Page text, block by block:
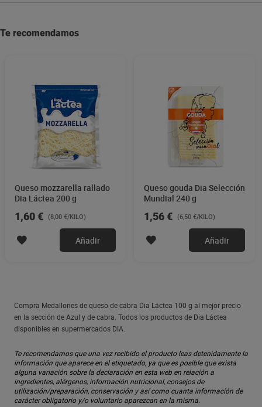
Te recomendamos
Queso mozzarella rallado
Dia Láctea 200 g
1,60 € (8,00 €/KILO)
Añadir
Queso gouda Dia Selección
Mundial 240 g
1,56 € (6,50 €/KILO)
Añadir
Compra Medallones de queso de cabra Dia Láctea 100 g al mejor precio
en la sección de Azul y de cabra. Todos los productos de Dia Láctea
disponibles en supermercados DIA.
Te recomendamos que una vez recibido el producto leas detenidamente la
información que aparece en el etiquetado, ya que es posible que exista
alguna variación sobre la declaración en esta web en relación a
ingredientes, alérgenos, información nutricional, consejos de
utilización/preparación, conservación y así como cuanta información de
carácter obligatorio y/o voluntario aparezcan en la misma.